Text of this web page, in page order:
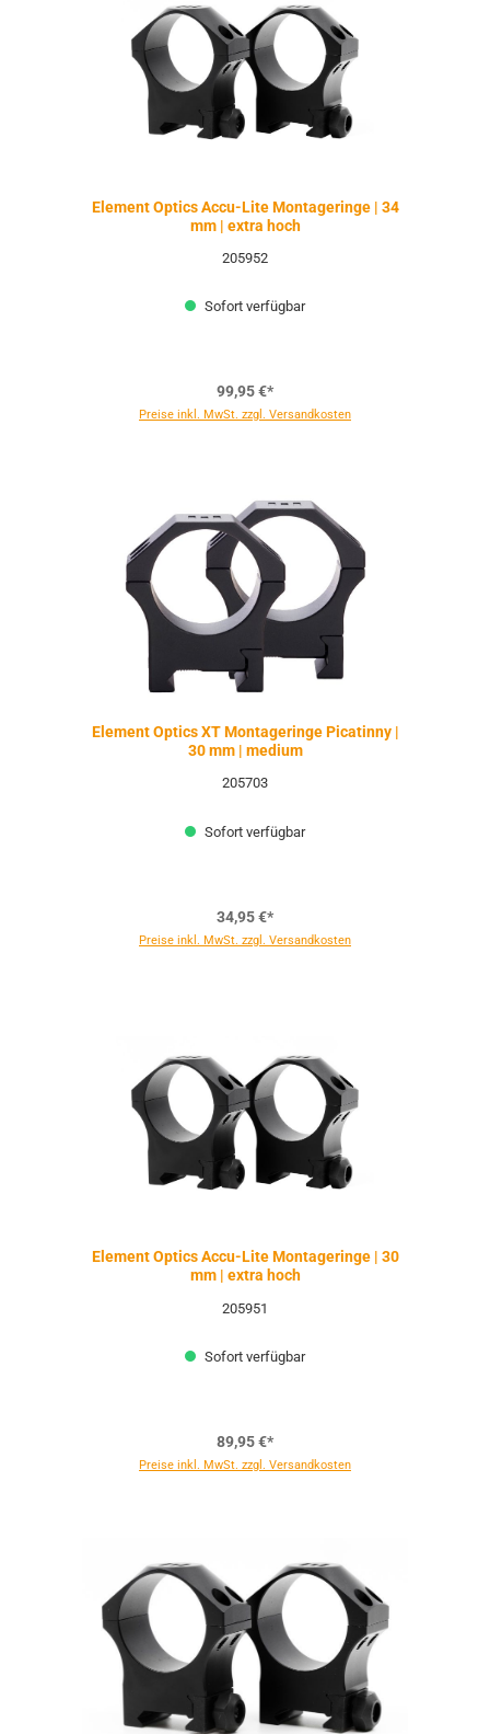
Element Optics Accu-Lite Montageringe | 34
mm | extra hoch
205952
Sofort verfügbar
99,95 €*
Preise inkl. MwSt. zzgl. Versandkosten
Element Optics XT Montageringe Picatinny |
30 mm | medium
205703
Sofort verfügbar
34,95 €*
Preise inkl. MwSt. zzgl. Versandkosten
Element Optics Accu-Lite Montageringe | 30
mm | extra hoch
205951
Sofort verfügbar
89,95 €*
Preise inkl. MwSt. zzgl. Versandkosten